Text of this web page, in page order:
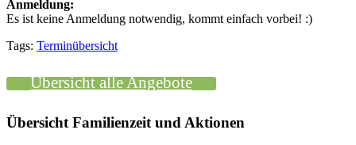
Anmeldung:
Es ist keine Anmeldung notwendig, kommt einfach vorbei! :)
Tags: Terminübersicht
Übersicht alle Angebote
Übersicht Familienzeit und Aktionen